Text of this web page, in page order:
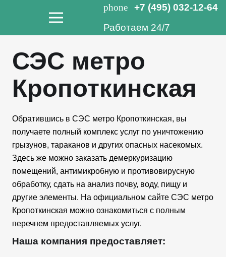
phone
+7 (495) 032-12-64
Работаем 24/7
СЭС метро
Кропоткинская
Обратившись в СЭС метро Кропоткинская, вы
получаете полный комплекс услуг по уничтожению
грызунов, тараканов и других опасных насекомых.
Здесь же можно заказать демеркуризацию
помещений, антимикробную и противовирусную
обработку, сдать на анализ почву, воду, пищу и
другие элементы. На официальном сайте СЭС метро
Кропоткинская можно ознакомиться с полным
перечнем предоставляемых услуг.
Наша компания предоставляет: